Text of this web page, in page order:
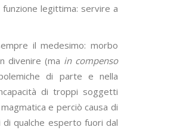
legittima: servire a
il medesimo: morbo
divenire (ma in compenso
di parte e nella
di troppi soggetti
e perciò causa di
qualche esperto fuori dal